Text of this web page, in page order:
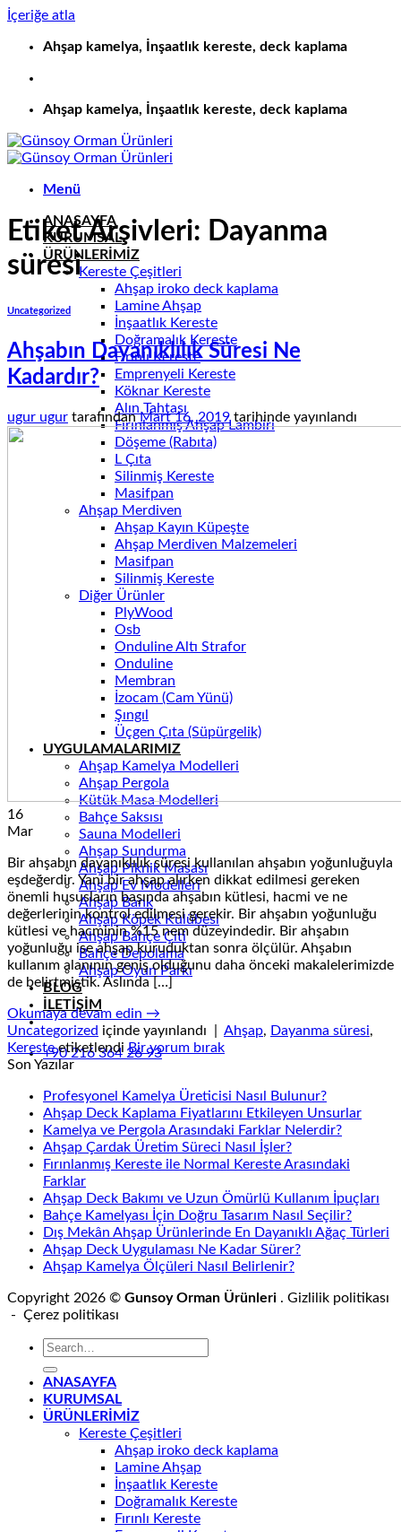
İçeriğe atla
Ahşap kamelya, İnşaatlık kereste, deck kaplama
Ahşap kamelya, İnşaatlık kereste, deck kaplama
Menü
ANASAYFA
KURUMSAL
ÜRÜNLERİMİZ
Kereste Çeşitleri
Ahşap iroko deck kaplama
Lamine Ahşap
İnşaatlık Kereste
Doğramalık Kereste
Fırınlı Kereste
Emprenyeli Kereste
Köknar Kereste
Alın Tahtası
Fırınlanmış Ahşap Lambiri
Döşeme (Rabıta)
L Çıta
Silinmiş Kereste
Masifpan
Ahşap Merdiven
Ahşap Kayın Küpeşte
Ahşap Merdiven Malzemeleri
Masifpan
Silinmiş Kereste
Diğer Ürünler
PlyWood
Osb
Onduline Altı Strafor
Onduline
Membran
İzocam (Cam Yünü)
Şıngıl
Üçgen Çıta (Süpürgelik)
UYGULAMALARIMIZ
Ahşap Kamelya Modelleri
Ahşap Pergola
Kütük Masa Modelleri
Bahçe Saksısı
Sauna Modelleri
Ahşap Sundurma
Ahşap Piknik Masası
Ahşap Ev Modelleri
Ahşap Bank
Ahşap Köpek Kulübesi
Ahşap Bahçe Çiti
Bahçe Depolama
Ahşap Oyun Parkı
BLOG
İLETİŞİM
+90 216 364 26 93
Etiket Arşivleri: Dayanma
süresi
Uncategorized
Ahşabın Dayanıklılık Süresi Ne
Kadardır?
ugur ugur tarafından Mart 16, 2019tarihinde yayınlandı
16
Mar
Bir ahşabın dayanıklılık süresi kullanılan ahşabın yoğunluğuyla
eşdeğerdir. Yani bir ahşap alırken dikkat edilmesi gereken
önemli hususların başında ahşabın kütlesi, hacmi ve ne
değerlerinin kontrol edilmesi gerekir. Bir ahşabın yoğunluğu
kütlesi ve hacminin %15 nem düzeyindedir. Bir ahşabın
yoğunluğu ise ahşap kuruduktan sonra ölçülür. Ahşabın
kullanım alanının geniş olduğunu daha önceki makalelerimizde
de belirtmiştik. Aslında […]
Okumaya devam edin →
Uncategorized içinde yayınlandı Ahşap, Dayanma süresi,
KeresteetiketlendiBir yorum bırak
Son Yazılar
Profesyonel Kamelya Üreticisi Nasıl Bulunur?
Ahşap Deck Kaplama Fiyatlarını Etkileyen Unsurlar
Kamelya ve Pergola Arasındaki Farklar Nelerdir?
Ahşap Çardak Üretim Süreci Nasıl İşler?
Fırınlanmış Kereste ile Normal Kereste Arasındaki
Farklar
Ahşap Deck Bakımı ve Uzun Ömürlü Kullanım İpuçları
Bahçe Kamelyası İçin Doğru Tasarım Nasıl Seçilir?
Dış Mekân Ahşap Ürünlerinde En Dayanıklı Ağaç Türleri
Ahşap Deck Uygulaması Ne Kadar Sürer?
Ahşap Kamelya Ölçüleri Nasıl Belirlenir?
Copyright 2026 © Gunsoy Orman Ürünleri . Gizlilik politikası
- Çerez politikası
ANASAYFA
KURUMSAL
ÜRÜNLERİMİZ
Kereste Çeşitleri
Ahşap iroko deck kaplama
Lamine Ahşap
İnşaatlık Kereste
Doğramalık Kereste
Fırınlı Kereste